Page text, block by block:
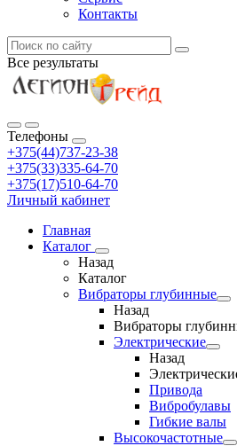
Контакты
Все результаты
Телефоны
+375(44)737-23-38
+375(33)335-64-70
+375(17)510-64-70
Личный кабинет
Главная
Каталог
Назад
Каталог
Вибраторы глубинные
Назад
Вибраторы
Электрические
Назад
Привода
Вибробулавы
Гибкие валы
Высокочастотные